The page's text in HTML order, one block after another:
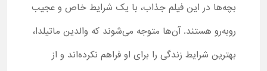
بچه‌ها در این فیلم جذاب، با یک شرایط خاص و عجیب
روبه‌رو هستند. آن‌ها متوجه می‌شوند که والدین ماتیلدا،
بهترین شرایط زندگی را برای او فراهم نکرده‌اند و از